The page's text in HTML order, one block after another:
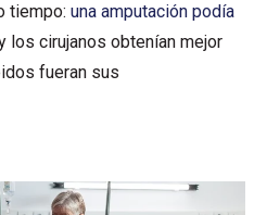
tiempo: una amputación podía
los cirujanos obtenían mejor
fueran sus